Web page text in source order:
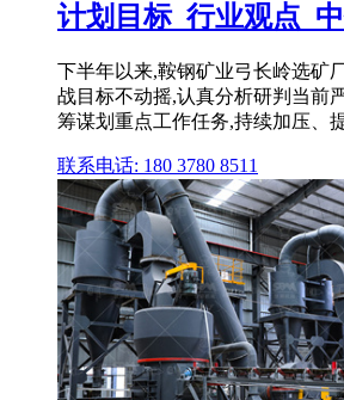
计划目标_行业观点_
下半年以来,鞍钢矿业弓长岭选矿
战目标不动摇,认真分析研判当前
筹谋划重点工作任务,持续加压、
联系电话: 180 3780 8511